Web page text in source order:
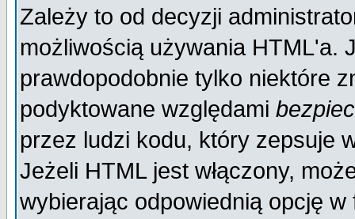
Zależy to od decyzji
możliwością używania HTML'a.
prawdopodobnie tylko niektóre
podyktowane względami
przez ludzi kodu, który zepsuje
Jeżeli HTML jest włączony,
wybierając odpowiednią opcję w